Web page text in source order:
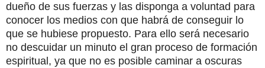
dueño de sus fuerzas y las disponga a voluntad para
conocer los medios con que habrá de conseguir lo
que se hubiese propuesto. Para ello será necesario
no descuidar un minuto el gran proceso de formación
espiritual, ya que no es posible caminar a oscuras